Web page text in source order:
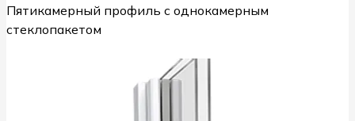
Пятикамерный профиль с однокамерным
стеклопакетом